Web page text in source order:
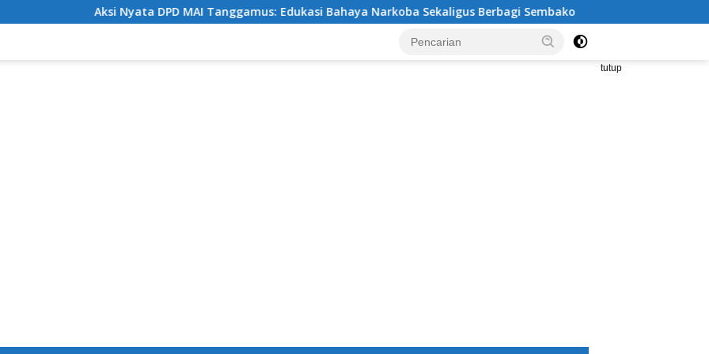
Aksi Nyata DPD MAI Tanggamus: Edukasi Bahaya Narkoba Sekaligus Berbagi Sembako Kritik Tajam Sekda
tutup